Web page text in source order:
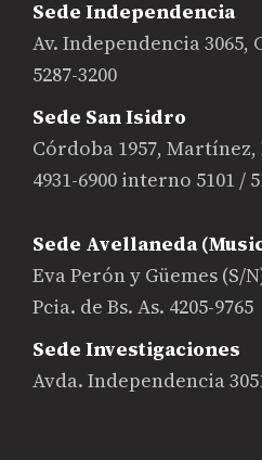
Sede Independencia
Av. Independencia 3065,
5287-3200
Sede San Isidro
Córdoba 1957, Martínez,
4931-6900 interno 5101 /
Sede Avellaneda
Eva Perón y Güemes (S/
Pcia. de Bs. As. 4205-9765
Sede Investigaciones
Avda. Independencia